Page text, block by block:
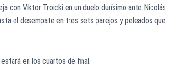
con Viktor Troicki en un duelo durísimo ante Nicolás
el desempate en tres sets parejos y peleados que
en los cuartos de final.